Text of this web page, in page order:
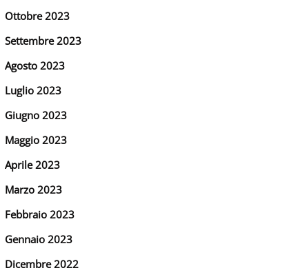
Ottobre 2023
Settembre 2023
Agosto 2023
Luglio 2023
Giugno 2023
Maggio 2023
Aprile 2023
Marzo 2023
Febbraio 2023
Gennaio 2023
Dicembre 2022